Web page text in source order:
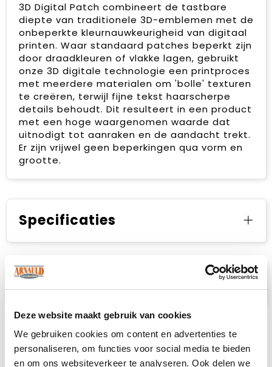
Deze website maakt gebruik van cookies
We gebruiken cookies om content en advertenties te
personaliseren, om functies voor social media te bieden
en om ons websiteverkeer te analyseren. Ook delen we
3D Digital Patch combineert de tastbare
diepte van traditionele 3D-emblemen met de
onbeperkte kleurnauwkeurigheid van digitaal
printen. Waar standaard patches beperkt zijn
door draadkleuren of vlakke lagen, gebruikt
onze 3D digitale technologie een printproces
met meerdere materialen om 'bolle' texturen
te creëren, terwijl fijne tekst haarscherpe
details behoudt. Dit resulteert in een product
met een hoge waargenomen waarde dat
uitnodigt tot aanraken en de aandacht trekt.
Er zijn vrijwel geen beperkingen qua vorm en
grootte.
Specificaties
Prijsspecificaties